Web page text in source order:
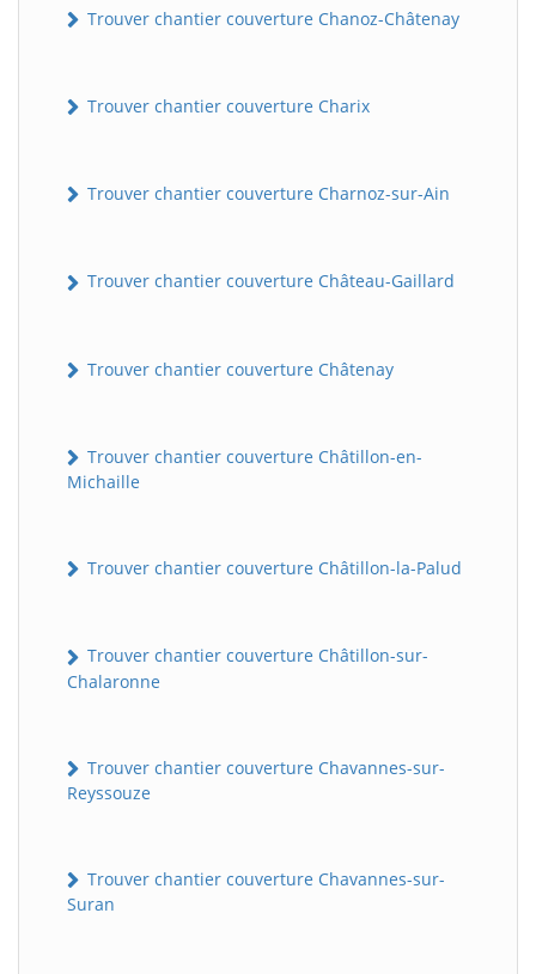
Trouver chantier couverture Chanoz-Châtenay
Trouver chantier couverture Charix
Trouver chantier couverture Charnoz-sur-Ain
Trouver chantier couverture Château-Gaillard
Trouver chantier couverture Châtenay
Trouver chantier couverture Châtillon-en-
Michaille
Trouver chantier couverture Châtillon-la-Palud
Trouver chantier couverture Châtillon-sur-
Chalaronne
Trouver chantier couverture Chavannes-sur-
Reyssouze
Trouver chantier couverture Chavannes-sur-
Suran